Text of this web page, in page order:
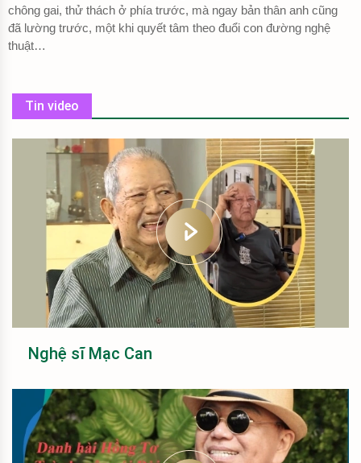
chông gai, thử thách ở phía trước, mà ngay bản thân anh cũng
đã lường trước, một khi quyết tâm theo đuổi con đường nghệ
thuật…
Tin video
Nghệ sĩ Mạc Can